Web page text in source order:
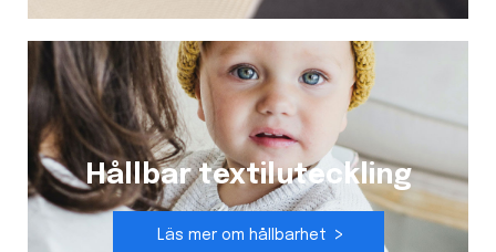
Hållbar textiluteckling
Läs mer om hållbarhet